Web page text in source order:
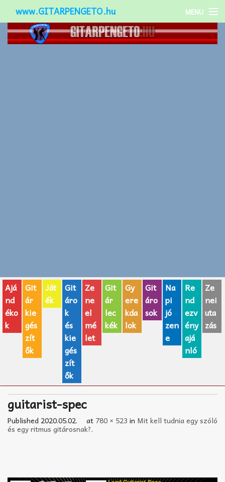
www.GITARPENGETO.hu MENU
Népszerű-
AJÁNDÉK ÖTLETEK
Vicces
GITÁR MÁRKÁK
TOP100 nóta
Zeneiskolák
Zeneszerzés alapjai
Ajá
nd
éko
k
Git
ár
kie
gés
zít
ők
Ját
ék
Git
áro
k
és
kie
gés
zít
ők
Ze
ne
el
mé
let
Git
ár
lec
kék
Gy
ere
kda
lok
Git
áro
sok
Na
pi
jó
zen
e
Re
nd
ezv
ény
ajá
nló
Ze
nei
uta
zás
guitarist-spec
Published 2020.05.02. at 780 × 523 in Mit kell tudnia egy szóló
és egy ritmus gitárosnak?.